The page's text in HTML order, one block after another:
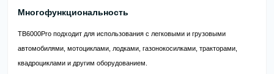
Многофункциональность
TB6000Pro подходит для использования с легковыми и грузовыми
автомобилями, мотоциклами, лодками, газонокосилками, тракторами,
квадроциклами и другим оборудованием.